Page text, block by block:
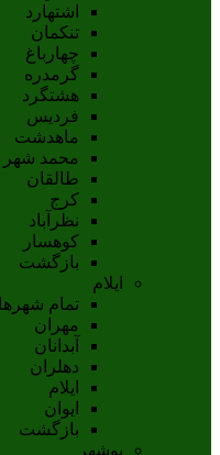
اشتهارد
تنکمان
چهارباغ
گرمدره
هشتگرد
فردیس
ماهدشت
محمد شهر
طالقان
کرج
نظرآباد
کوهسار
بازگشت
ایلام
تمام شهر‌ها
مهران
آبدانان
دهلران
ايلام
ايوان
بازگشت
بوشهر